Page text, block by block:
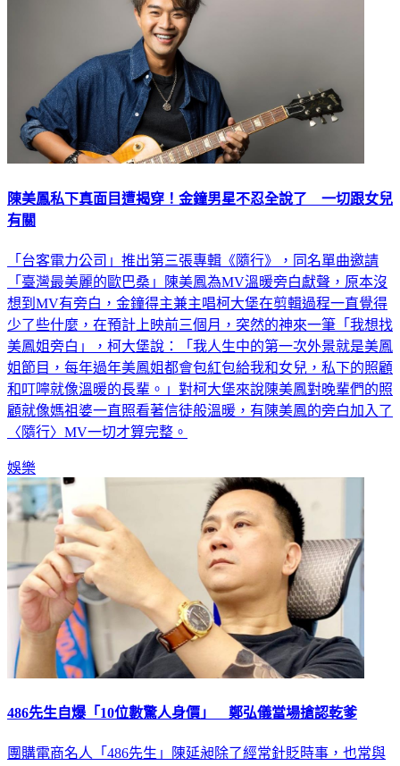
陳美鳳私下真面目遭揭穿！金鐘男星不忍全說了 一切跟女兒
有關
「台客電力公司」推出第三張專輯《隨行》，同名單曲邀請
「臺灣最美麗的歐巴桑」陳美鳳為MV溫暖旁白獻聲，原本沒
想到MV有旁白，金鐘得主兼主唱柯大堡在剪輯過程一直覺得
少了些什麼，在預計上映前三個月，突然的神來一筆「我想找
美鳳姐旁白」，柯大堡說：「我人生中的第一次外景就是美鳳
姐節目，每年過年美鳳姐都會包紅包給我和女兒，私下的照顧
和叮嚀就像溫暖的長輩。」對柯大堡來說陳美鳳對晚輩們的照
顧就像媽祖婆一直照看著信徒般溫暖，有陳美鳳的旁白加入了
〈隨行〉MV一切才算完整。
娛樂
486先生自爆「10位數驚人身價」 鄭弘儀當場搶認乾爹
團購電商名人「486先生」陳延昶除了經常針貶時事，也常與